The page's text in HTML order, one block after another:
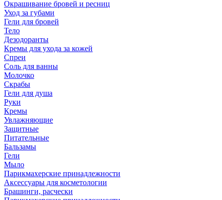
Окрашивание бровей и ресниц
Уход за губами
Гели для бровей
Тело
Дезодоранты
Кремы для ухода за кожей
Спреи
Соль для ванны
Молочко
Скрабы
Гели для душа
Руки
Кремы
Увлажняющие
Защитные
Питательные
Бальзамы
Гели
Мыло
Парикмахерские принадлежности
Аксессуары для косметологии
Брашинги, расчески